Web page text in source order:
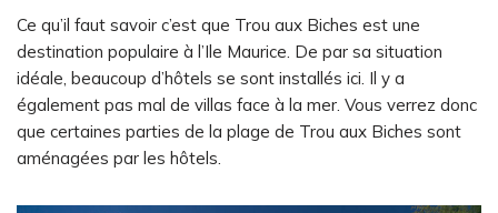
Ce qu’il faut savoir c’est que Trou aux Biches est une
destination populaire à l’Ile Maurice. De par sa situation
idéale, beaucoup d’hôtels se sont installés ici. Il y a
également pas mal de villas face à la mer. Vous verrez donc
que certaines parties de la plage de Trou aux Biches sont
aménagées par les hôtels.